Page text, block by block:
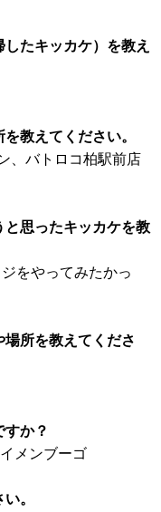
たキッカケ）を教え
教えてください。
、バトロコ柏駅前店
思ったキッカケを教
をやってみたかっ
所を教えてくださ
か？
メンブーゴ
。